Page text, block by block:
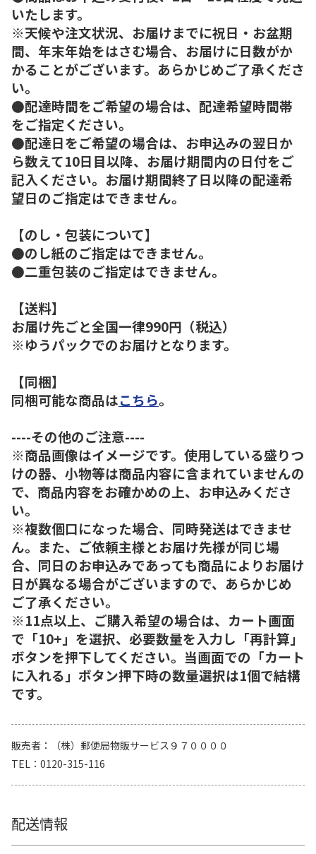
いたします。
※天候や注文状況、お届けまでに祝日・お盆期
間、年末年始をはさむ場合、お届けに日数がか
かることがございます。あらかじめご了承くださ
い。
●配達時間をご希望の場合は、配達希望時間帯
をご指定ください。
●配達日をご希望の場合は、お申込みの翌日か
ら数えて10日目以降、お届け期間内の日付をご
記入ください。お届け期間終了日以降の配達希
望日のご指定はできません。
【のし・包装について】
●のし紙のご指定はできません。
●二重包装のご指定はできません。
【送料】
お届け先ごと全国一律990円（税込）
※ゆうパックでのお届けとなります。
【同梱】
同梱可能な商品はこちら。
----その他のご注意----
※商品画像はイメージです。使用している盛りつ
けの器、小物等は商品内容に含まれていませんの
で、商品内容をお確かめの上、お申込みくださ
い。
※複数個口になった場合、同時発送はできませ
ん。また、ご依頼主様とお届け先様が同じ場
合、同日のお申込みであっても商品によりお届け
日が異なる場合がございますので、あらかじめ
ご了承ください。
※11点以上、ご購入希望の場合は、カート画面
で「10+」を選択、必要数量を入力し「再計算」
ボタンを押下してください。当画面での「カート
に入れる」ボタン押下時の数量選択は1個で結構
です。
販売者
（株）郵便局物販サービス９７００００
TEL
0120-315-116
配送情報